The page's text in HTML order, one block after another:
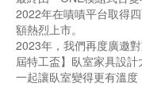
2022年在嘖嘖平台取得
額熱烈上市。
2023年，我們再度廣邀
屆特工盃】臥室家具設
一起讓臥室變得更有溫度